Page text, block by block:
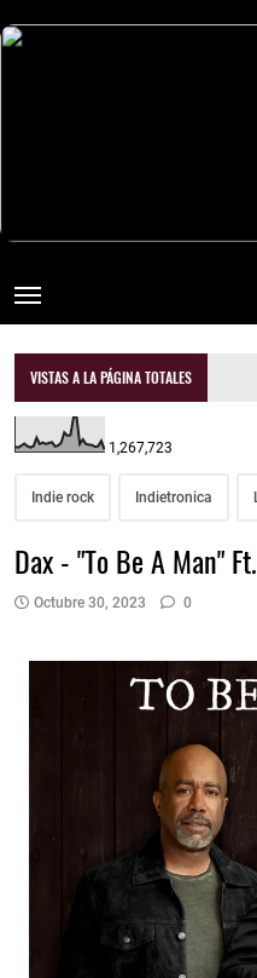
VISTAS A LA PÁGINA TOTALES
1,267,723
Indie rock Indietronica
Dax - "To Be A Man"
Octubre 30, 2023 0